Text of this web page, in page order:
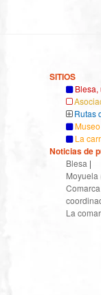
SITIOS
Blesa,
Rutas
La
Noticias de
Blesa |
Moyuela
La